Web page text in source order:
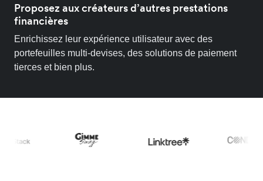
Proposez aux créateurs d’autres prestations
financières
Enrichissez leur expérience utilisateur avec des
portefeuilles multi-devises, des solutions de paiement
tierces et bien plus.